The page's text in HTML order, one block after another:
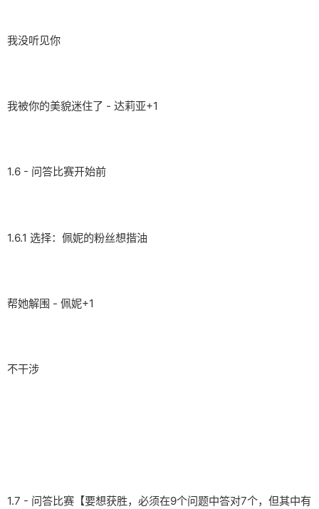
我没听见你
我被你的美貌迷住了 - 达莉亚+1
1.6 - 问答比赛开始前
1.6.1 选择：佩妮的粉丝想揩油
帮她解围 - 佩妮+1
不干涉
1.7 - 问答比赛【要想获胜，必须在9个问题中答对7个，但其中有